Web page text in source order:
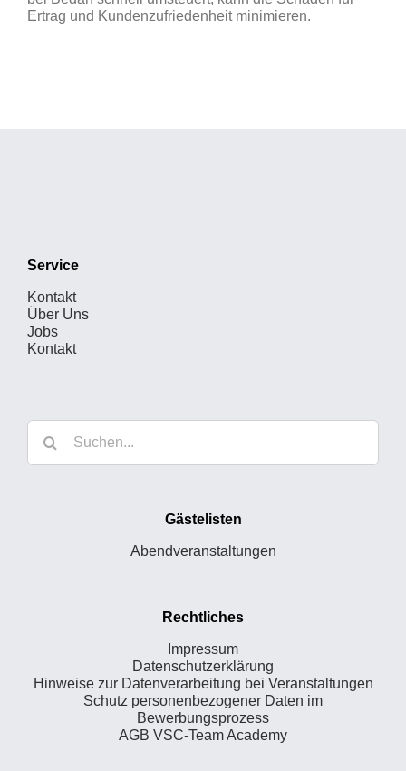
Ertrag und Kundenzufriedenheit minimieren.
Service
Kontakt
Über Uns
Jobs
Kontakt
Suche
nach:
Gästelisten
Abendveranstaltungen
Rechtliches
Impressum
Datenschutzerklärung
Hinweise zur Datenverarbeitung bei Veranstaltungen
Schutz personenbezogener Daten im
Bewerbungsprozess
AGB VSC-Team Academy